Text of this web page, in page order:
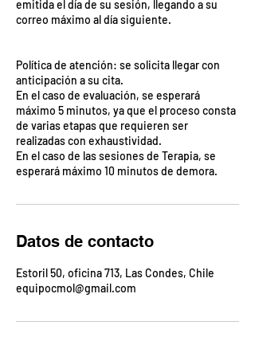
emitida el día de su sesión, llegando a su
correo máximo al día siguiente.
Política de atención: se solicita llegar con
anticipación a su cita.
En el caso de evaluación, se esperará
máximo 5 minutos, ya que el proceso consta
de varias etapas que requieren ser
realizadas con exhaustividad.
En el caso de las sesiones de Terapia, se
Datos de contacto
Estoril 50, oficina 713, Las Condes, Chile
equipocmol@gmail.com